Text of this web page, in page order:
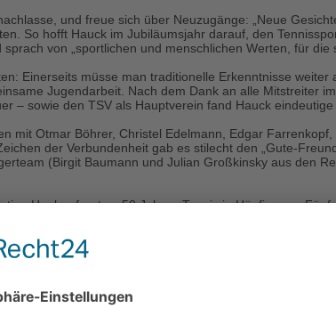
und freue sich über Neuzugänge: „Neue
So hofft Hauck im Jubiläumsjahr darauf, den
von „sportlichen und menschlichen Werten, für die
Einerseits müsse man traditionelle Erkenntnisse
Jugendarbeit. Nach dem Dank an alle Mitstreiter
– sowie den TSV als Hauptverein fand Hauck
mit Otmar Böhrer, Christel Edelmann, Edgar
der Verbundenheit gab es stilecht den „Gute-
(Birgit Baumann und Julian Großkinsky aus den
Hauk erfreut zu 50 Jahren Tennis in Höpfingen:
Erfolgsgeschichte. Gekonnt zeigte er die
Atmosphäre in Höpfi“ verdient gemacht haben und
Peter Störzer, Christel Hauk und
Beitrag: Spiel und Spaß beim Tennis